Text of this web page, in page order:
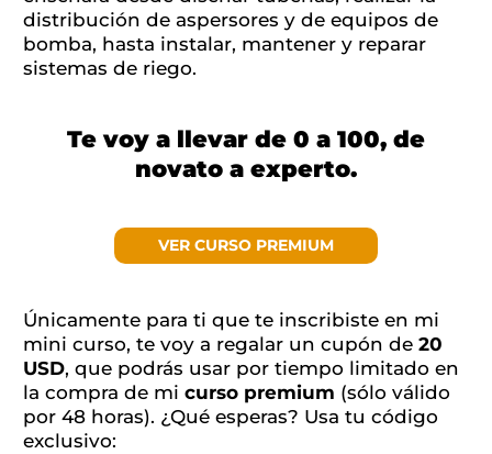
distribución de aspersores y de equipos de
bomba, hasta instalar, mantener y reparar
sistemas de riego.
Te voy a llevar de 0 a 100, de
novato a experto.
VER CURSO PREMIUM
Únicamente para ti que te inscribiste en mi
mini curso, te voy a regalar un cupón de 20
USD, que podrás usar por tiempo limitado en
la compra de mi curso premium (sólo válido
por 48 horas). ¿Qué esperas? Usa tu código
exclusivo: